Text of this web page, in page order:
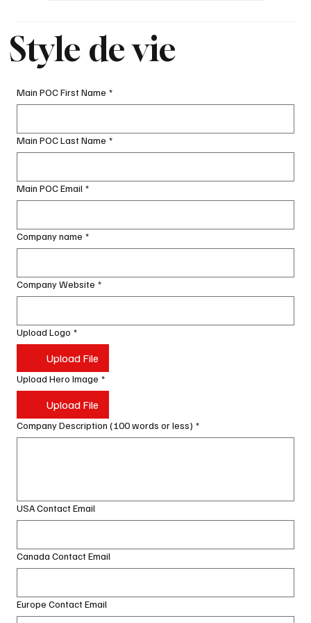
Style de vie
Main POC First Name *
Main POC Last Name *
Main POC Email *
Company name *
Company Website *
Upload Logo *
Upload File
Upload Hero Image *
Upload File
Company Description (100 words or less) *
USA Contact Email
Canada Contact Email
Europe Contact Email